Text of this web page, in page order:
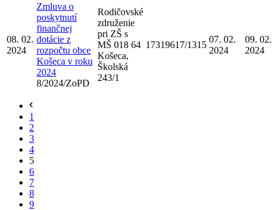
08. 02.
2024
Zmluva o
poskytnutí
finančnej
dotácie z
rozpočtu obce
Košeca v roku
2024
8/2024/ZoPD
Rodičovské
združenie
pri ZŠ s
MŠ 018 64
Košeca,
Školská
243/1
17319617/1315
07. 02.
2024
09. 02.
2024
1
2
3
4
5
6
7
8
9